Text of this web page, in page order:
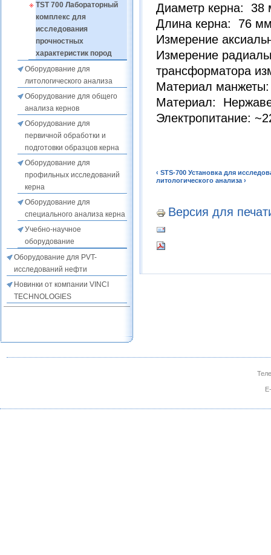
TST 700 Лабораторный
комплекс для
исследования
прочностных
характеристик пород
Оборудование для
литологического анализа
Оборудование для общего
анализа кернов
Оборудование для
первичной обработки и
подготовки образцов керна
Оборудование для
профильных исследований
керна
Оборудование для
специального анализа керна
Учебно-научное
оборудование
Оборудование для PVT-
исследований нефти
Новинки от компании VINCI
TECHNOLOGIES
Диаметр керна: 38
Длина керна: 76 мм
Измерение
Измерение
трансформатора
Материал
Материал:
Электропитание:
‹ STS-700 Установка для
литологического анализа ›
Версия для